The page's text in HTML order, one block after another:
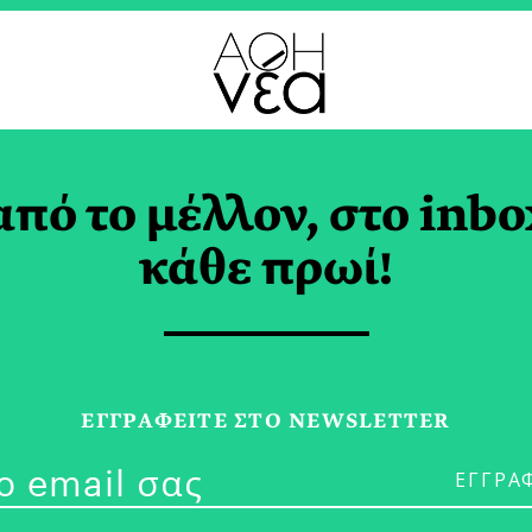
Η Παιδική Ατζέντα
το μέλλον, στο
κάθε πρωί!
ΕΓΓPΑΦΕΙΤΕ ΣΤΟ NEWSLETTER